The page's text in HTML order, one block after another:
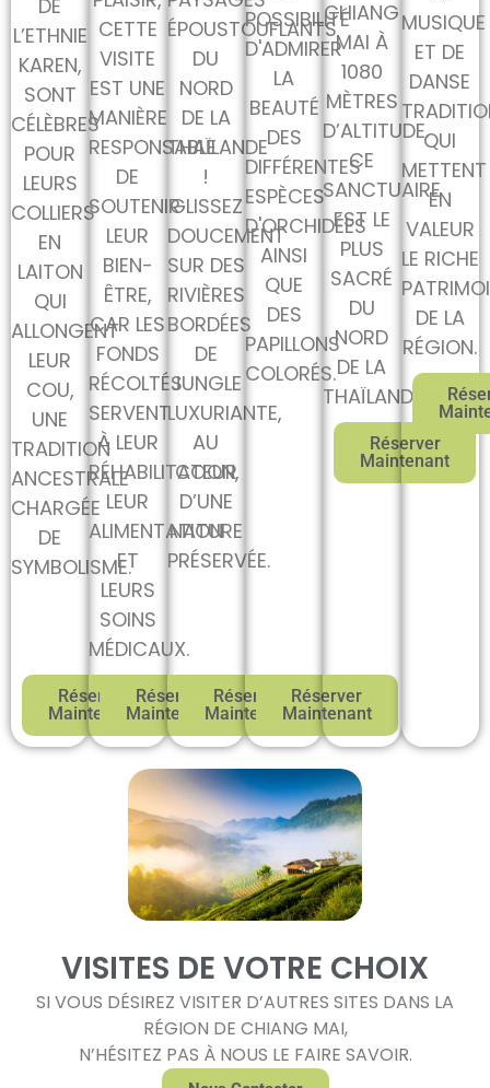
DE
L’ETHNIE
KAREN,
SONT
CÉLÈBRES
POUR
LEURS
COLLIERS
EN
LAITON
QUI
ALLONGENT
LEUR
COU,
UNE
TRADITION
ANCESTRALE
CHARGÉE
DE
SYMBOLISME.
Réserver
Maintenant
CETTE
VISITE
EST UNE
MANIÈRE
RESPONSABLE
DE
SOUTENIR
LEUR
BIEN-
ÊTRE,
CAR LES
FONDS
RÉCOLTÉS
SERVENT
À LEUR
RÉHABILITATION,
LEUR
ALIMENTATION
ET
LEURS
SOINS
MÉDICAUX.
Réserver
Maintenant
ÉPOUSTOUFLANTS
DU
NORD
DE LA
THAÏLANDE
!
GLISSEZ
DOUCEMENT
SUR DES
RIVIÈRES
BORDÉES
DE
JUNGLE
LUXURIANTE,
AU
CŒUR
D’UNE
NATURE
PRÉSERVÉE.
Réserver
Maintenant
POSSIBILITÉ
D'ADMIRER
LA
BEAUTÉ
DES
DIFFÉRENTES
ESPÈCES
D'ORCHIDÉES
AINSI
QUE
DES
PAPILLONS
COLORÉS.
Réserver
Maintenant
CHIANG
MAI À
1080
MÈTRES
D’ALTITUDE.
CE
SANCTUAIRE
EST LE
PLUS
SACRÉ
DU
NORD
DE LA
THAÏLANDE.
Réserver
Maintenant
MUSIQUE
ET DE
DANSE
QUI
METTENT
EN
VALEUR
LE RICHE
DE LA
RÉGION.
VISITES DE VOTRE CHOIX
SI VOUS DÉSIREZ VISITER D’AUTRES SITES DANS LA
RÉGION DE CHIANG MAI,
N’HÉSITEZ PAS À NOUS LE FAIRE SAVOIR.